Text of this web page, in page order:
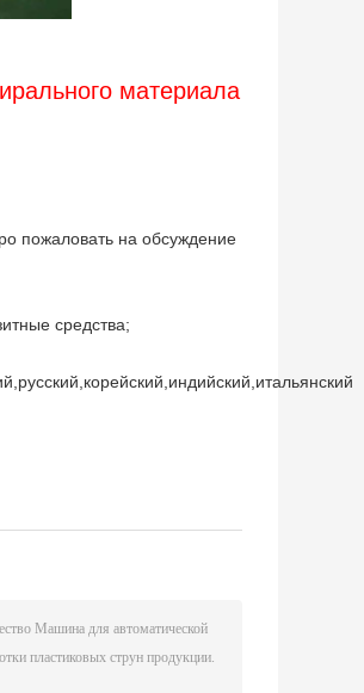
материала
пожаловать на обсуждение
средства;